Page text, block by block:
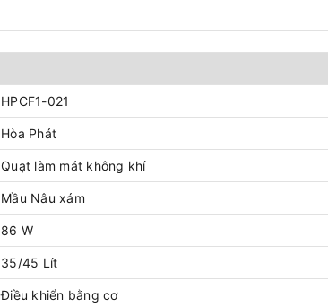
HPCF1-021
Hòa Phát
Quạt làm mát không khí
Mầu Nâu xám
86 W
35/45 Lít
Điều khiển bằng cơ